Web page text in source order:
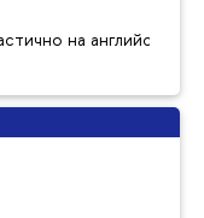
на английском